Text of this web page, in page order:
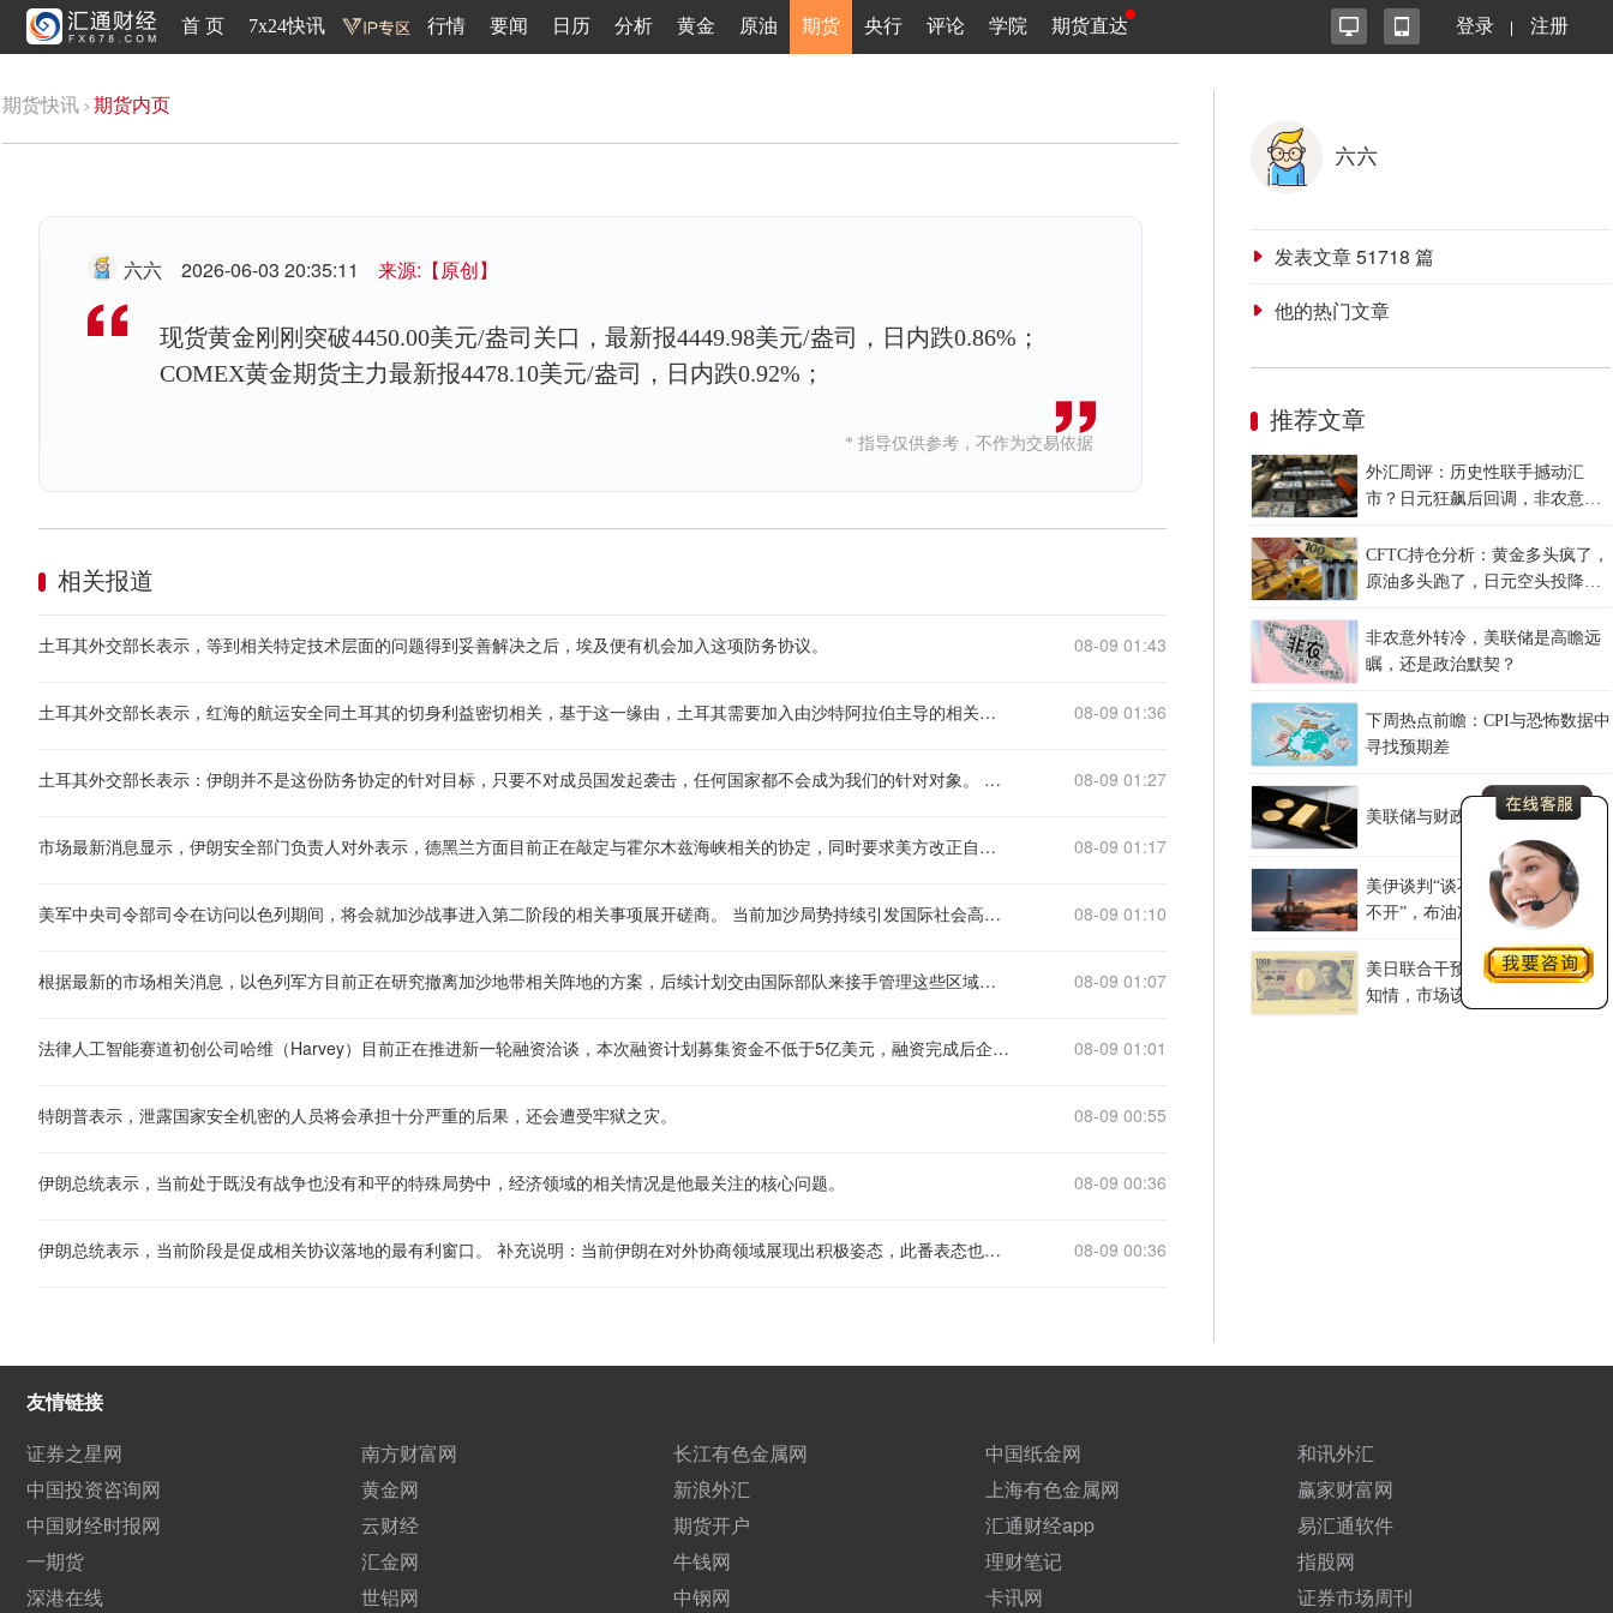
首 页 7x24快讯 行情 要闻 日历 分析 黄金 原油 期货 央行 评论 学院 期货直达 登录 注册
期货快讯 期货内页
六六 2026-06-03 20:35:11 来源:【原创】
现货黄金刚刚突破4450.00美元/盎司关口，最新报4449.98美元/盎司，日内跌0.86%；
COMEX黄金期货主力最新报4478.10美元/盎司，日内跌0.92%；
* 指导仅供参考，不作为交易依据
相关报道
土耳其外交部长表示，等到相关特定技术层面的问题得到妥善解决之后，埃及便有机会加入这项防务协议。 08-09 01:43
土耳其外交部长表示，红海的航运安全同土耳其的切身利益密切相关，基于这一缘由，土耳其需要加入由沙特阿拉伯主导的相关国际联盟。 08-09 01:36
土耳其外交部长表示：伊朗并不是这份防务协定的针对目标，只要不对成员国发起袭击，任何国家都不会成为我们的针对对象。 该表述清晰传递出相关防务协定的防御属性，明确了协定触发行动的前提条件，也给地区局势传递出了相对清晰的信号。 08-09 01:27
市场最新消息显示，伊朗安全部门负责人对外表示，德黑兰方面目前正在敲定与霍尔木兹海峡相关的协定，同时要求美方改正自身的不当举动。 霍尔木兹海峡作为全球至关重要的石油运输通道，其相关动向历来备受国际能源市场和地缘政治领域的高度关注，此次相关协议的推进及伊方对美方的表态，后续可能会对区域局势及能源贸易走势产生相应影响。 08-09 01:17
美军中央司令部司令在访问以色列期间，将会就加沙战事进入第二阶段的相关事项展开磋商。 当前加沙局势持续引发国际社会高度关注，相关方针对战事阶段调整的磋商，也将对后续当地安全局势、人道主义援助开展等方面产生重要影响，国际社会普遍呼吁相关方切实采取措施保护普通平民安全，避免冲突进一步升级造成更多人道主义灾难。 08-09 01:10
根据最新的市场相关消息，以色列军方目前正在研究撤离加沙地带相关阵地的方案，后续计划交由国际部队来接手管理这些区域的相关事务。 08-09 01:07
法律人工智能赛道初创公司哈维（Harvey）目前正在推进新一轮融资洽谈，本次融资计划募集资金不低于5亿美元，融资完成后企业估值将达到155亿美元，和五个月前完成的上一轮融资估值相比，溢价幅度达到40%。 08-09 01:01
特朗普表示，泄露国家安全机密的人员将会承担十分严重的后果，还会遭受牢狱之灾。 08-09 00:55
伊朗总统表示，当前处于既没有战争也没有和平的特殊局势中，经济领域的相关情况是他最关注的核心问题。 08-09 00:36
伊朗总统表示，当前阶段是促成相关协议落地的最有利窗口。 补充说明：当前伊朗在对外协商领域展现出积极姿态，此番表态也释放出其推动相关共识落地的明确意愿，外界也普遍关注后续相关协商进程的推进走向。 08-09 00:36
六六
发表文章51718 篇
他的热门文章
推荐文章
外汇周评：历史性联手撼动汇
市？日元狂飙后回调，非农意外
CFTC持仓分析：黄金多头疯了，
原油多头跑了，日元空头投降
非农意外转冷，美联储是高瞻远
瞩，还是政治默契？
下周热点前瞻：CPI与恐怖数据中
寻找预期差
美联储与财政部的通胀债务困局
美伊谈判“谈不拢”，红海油轮“绕
不开”，布油冲上83美元后何去何
美日联合干预，欧洲央行事后才
知情，市场该担心什么？
友情链接
证券之星网
南方财富网 长江有色金属网 中国纸金网
和讯外汇
中国投资咨询网
黄金网 新浪外汇 上海有色金属网
赢家财富网
中国财经时报网
云财经 期货开户 汇通财经app
易汇通软件
一期货
汇金网 牛钱网 理财笔记
指股网
深港在线
世铝网 中钢网 卡讯网 证券市场周刊